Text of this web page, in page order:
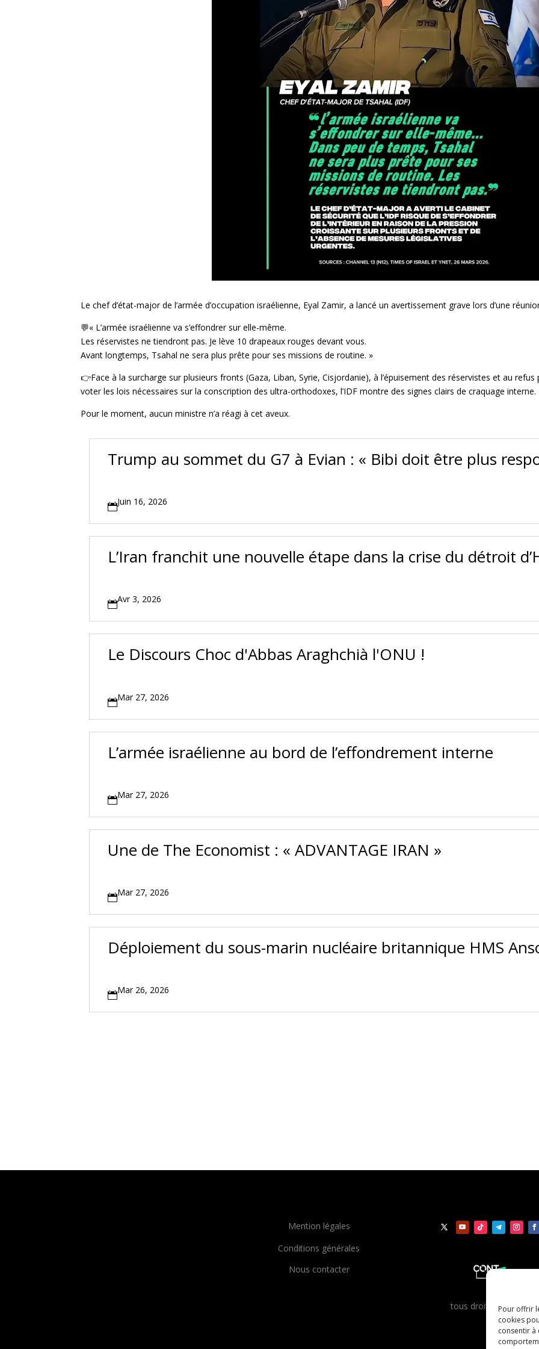
Pour offrir
cookies
consentir à
Le chef d’état-major de l’armée d’occupation israélienne, Eyal Zamir, a lancé un avertissement grave lors d’une
💬« L’armée israélienne va s’effondrer sur elle-même.
Les réservistes ne tiendront pas. Je lève 10 drapeaux rouges devant vous.
Avant longtemps, Tsahal ne sera plus prête pour ses missions de routine. »
👉Face à la surcharge sur plusieurs fronts (Gaza, Liban, Syrie, Cisjordanie), à l’épuisement des réservistes et au
voter les lois nécessaires sur la conscription des ultra-orthodoxes, l’IDF montre des signes clairs de craquage interne.
Pour le moment, aucun ministre n’a réagi à cet aveux.
Trump au sommet du G7 à Evian : « Bibi doit être plus
Juin 16, 2026
L’Iran franchit une nouvelle étape dans la crise du détroit
Avr 3, 2026
Le Discours Choc d'Abbas Araghchià l'ONU !
Mar 27, 2026
L’armée israélienne au bord de l’effondrement interne
Mar 27, 2026
Une de The Economist : « ADVANTAGE IRAN »
Mar 27, 2026
Déploiement du sous-marin nucléaire britannique HMS
Mar 26, 2026
Mention légales
Conditions générales
Nous contacter
tous droits réservés